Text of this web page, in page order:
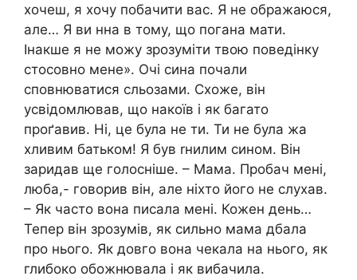
хочеш, я хочу побачити вас. Я не ображаюся,
але… Я ви нна в тому, що погана мати.
Інакше я не можу зрозуміти твою поведінку
стосовно мене». Очі сина почали
сповнюватися сльозами. Схоже, він
усвідомлював, що накоїв і як багато
проґавив. Ні, це була не ти. Ти не була жа
хливим батьком! Я був rнилим сином. Він
заридав ще голосніше. – Мама. Пробач мені,
люба,- говорив він, але ніхто його не слухав.
– Як часто вона писала мені. Кожен день…
Тепер він зрозумів, як сильно мама дбала
про нього. Як довго вона чекала на нього, як
глибоко обожнювала і як вибачила.